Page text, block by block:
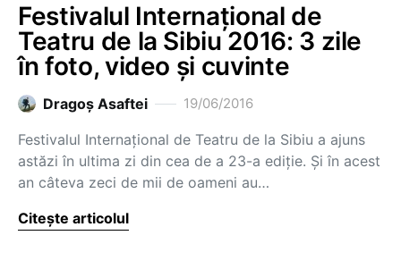
Festivalul Internațional de
Teatru de la Sibiu 2016: 3 zile
în foto, video și cuvinte
Dragoş Asaftei 19/06/2016
Festivalul Internațional de Teatru de la Sibiu a ajuns
astăzi în ultima zi din cea de a 23-a ediție. Și în acest
an câteva zeci de mii de oameni au…
Citește articolul